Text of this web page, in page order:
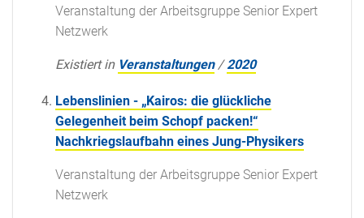
Veranstaltung der Arbeitsgruppe Senior Expert
Netzwerk
Existiert in Veranstaltungen /2020
Lebenslinien - „Kairos: die glückliche
Gelegenheit beim Schopf packen!“
Nachkriegslaufbahn eines Jung-Physikers
Veranstaltung der Arbeitsgruppe Senior Expert
Netzwerk